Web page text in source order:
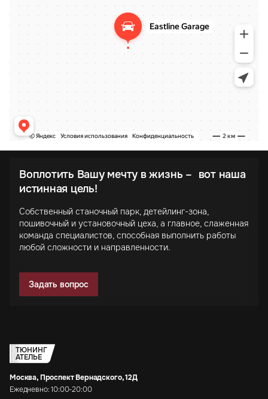
Воплотить Вашу мечту в жизнь – вот наша
истинная цель!
Собственный станочный парк, детейлинг-зона,
пошивочный и установочный цеха, а главное, слаженная
команда специалистов, способная выполнить работы
любой сложности и направленности.
Задать вопрос
ТЮНИНГ
АТЕЛЬЕ
Москва, Проспект Вернадского, 12Д
Ежедневно: 10:00-20:00